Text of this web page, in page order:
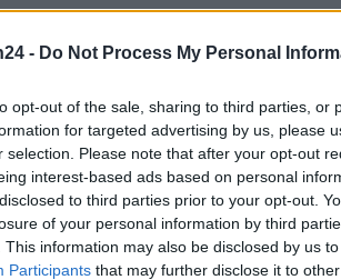
- Do Not Process My Personal
opt-out of the sale, sharing to third parties, or
for targeted advertising by us, please
selection. Please note that after your opt-out
interest-based ads based on personal
to third parties prior to your opt-out.
of your personal information by third
This information may also be disclosed by us
Participants that may further disclose it to
aandelen of vastgoed. Het vereist een
doelen. In dit artikel verkennen
soorten investeringen en tips voor het